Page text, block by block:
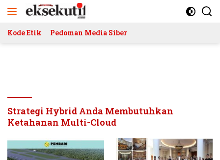
Kode Etik Pedoman Media Siber
Strategi Hybrid Anda Membutuhkan
Ketahanan Multi-Cloud